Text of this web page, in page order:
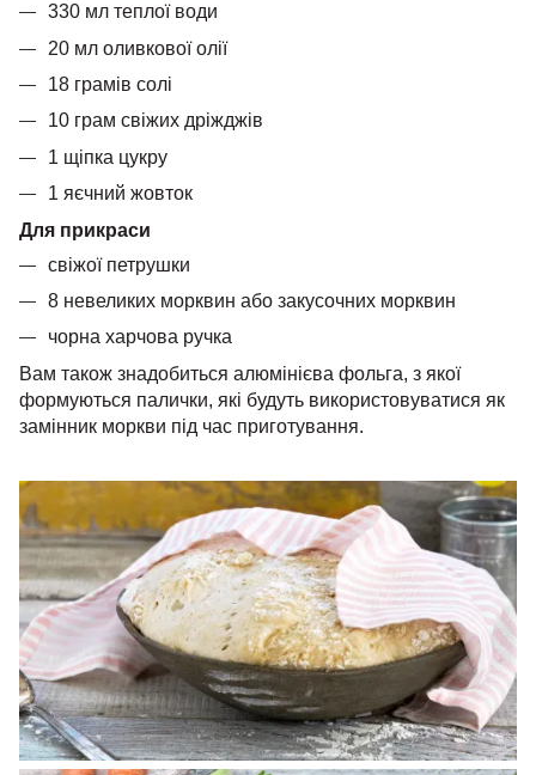
330 мл теплої води
20 мл оливкової олії
18 грамів солі
10 грам свіжих дріжджів
1 щіпка цукру
1 яєчний жовток
Для прикраси
свіжої петрушки
8 невеликих морквин або закусочних морквин
чорна харчова ручка
Вам також знадобиться алюмінієва фольга, з якої
формуються палички, які будуть використовуватися як
замінник моркви під час приготування.